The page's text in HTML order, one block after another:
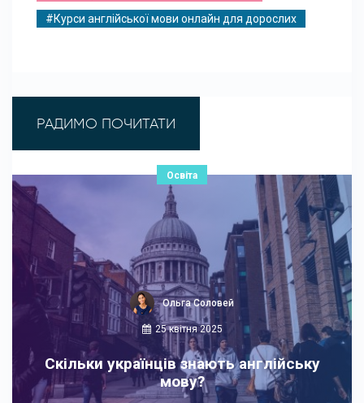
#Курси англійської мови онлайн для дорослих
РАДИМО ПОЧИТАТИ
Освіта
Ольга Соловей
25 квітня 2025
Скільки українців знають англійську
мову?